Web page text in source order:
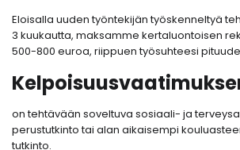
Eloisalla uuden työntekijän työskenneltyä
3 kuukautta, maksamme kertaluontoisen
500-800 euroa, riippuen työsuhteesi
on tehtävään soveltuva sosiaali- ja
perustutkinto tai alan aikaisempi
tutkinto.